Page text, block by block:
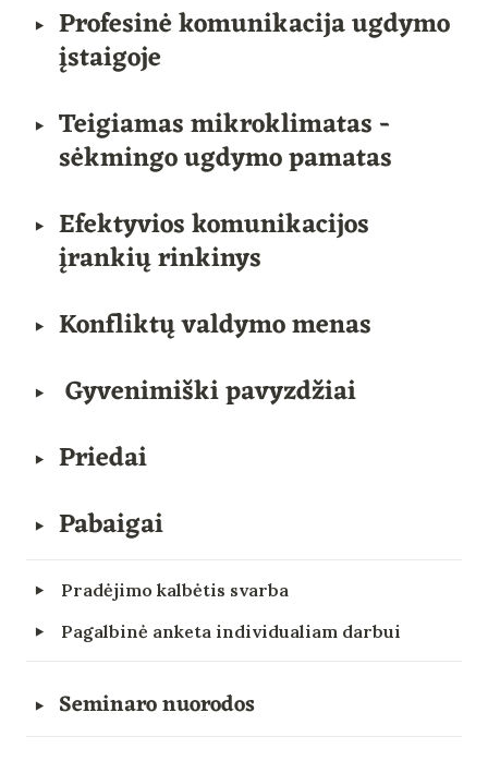
‣ Profesinė komunikacija ugdymo
įstaigoje
‣ Teigiamas mikroklimatas -
sėkmingo ugdymo pamatas
‣ Efektyvios komunikacijos
įrankių rinkinys
‣ Konfliktų valdymo menas
‣ Gyvenimiški pavyzdžiai
‣ Priedai
‣ Pabaigai
‣ Pradėjimo kalbėtis svarba
‣ Pagalbinė anketa individualiam darbui
‣ Seminaro nuorodos